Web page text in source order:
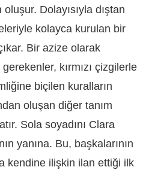
Dolayısıyla dıştan
kolayca kurulan bir
Bir azize olarak
kırmızı çizgilerle
biçilen kuralların
oluşan diğer tanım
Sola soyadını Clara
yanına. Bu, başkalarının
kendine ilişkin ilan ettiği ilk